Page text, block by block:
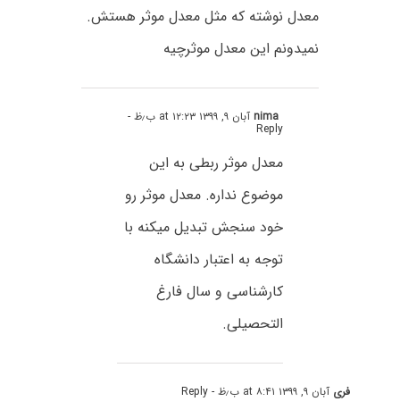
معدل نوشته که مثل معدل موثر هستش.
نمیدونم این معدل موثرچیه
nimaآبان ۹, ۱۳۹۹ at ۱۲:۲۳ ب٫ظ -
Reply
معدل موثر ربطی به این
موضوع نداره. معدل موثر رو
خود سنجش تبدیل میکنه با
توجه به اعتبار دانشگاه
کارشناسی و سال فارغ
التحصیلی.
فری آبان ۹, ۱۳۹۹ at ۸:۴۱ ب٫ظ - Reply